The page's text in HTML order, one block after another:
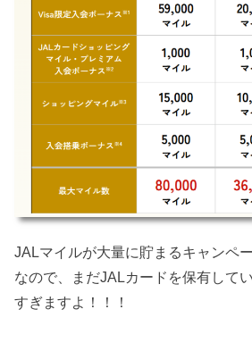
JALマイルが大量に貯まるキャンペ
なので、まだJALカードを保有して
すぎますよ！！！